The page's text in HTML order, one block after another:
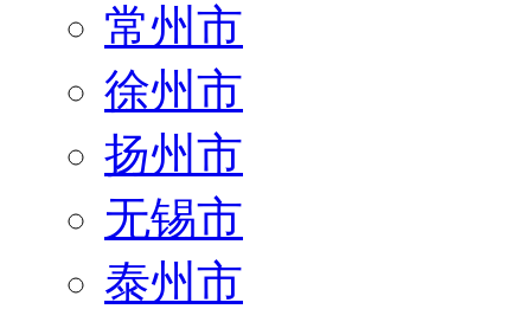
常州市
徐州市
扬州市
无锡市
泰州市